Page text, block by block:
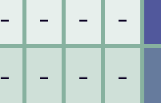
– – – –
– – – –